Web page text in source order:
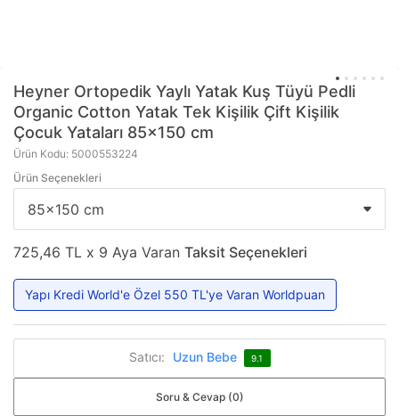
Heyner Ortopedik Yaylı Yatak Kuş Tüyü Pedli
Organic Cotton Yatak Tek Kişilik Çift Kişilik
Çocuk Yataları 85x150 cm
Ürün Kodu: 5000553224
Ürün Seçenekleri
725,46 TL x 9 Aya Varan Taksit Seçenekleri
Yapı Kredi World'e Özel 550 TL'ye Varan Worldpuan
Satıcı: Uzun Bebe 9.1
Soru & Cevap (0)